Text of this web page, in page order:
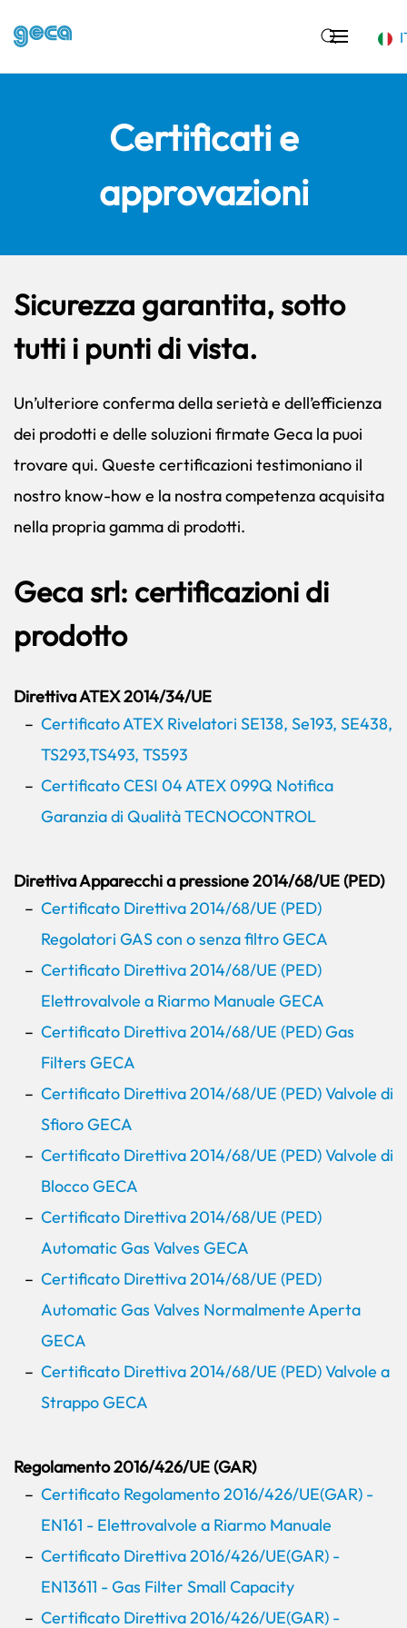
Certificati e
approvazioni
Sicurezza garantita, sotto
tutti i punti di vista.
Un’ulteriore conferma della serietà e dell’efficienza
dei prodotti e delle soluzioni firmate Geca la puoi
trovare qui. Queste certificazioni testimoniano il
nostro know-how e la nostra competenza acquisita
nella propria gamma di prodotti.
Geca srl: certificazioni di
prodotto
Direttiva ATEX 2014/34/UE
Certificato ATEX Rivelatori SE138, Se193, SE438,
TS293,TS493, TS593
Certificato CESI 04 ATEX 099Q Notifica
Garanzia di Qualità TECNOCONTROL
Direttiva Apparecchi a pressione 2014/68/UE (PED)
Certificato Direttiva 2014/68/UE (PED)
Regolatori GAS con o senza filtro GECA
Certificato Direttiva 2014/68/UE (PED)
Elettrovalvole a Riarmo Manuale GECA
Certificato Direttiva 2014/68/UE (PED) Gas
Filters GECA
Certificato Direttiva 2014/68/UE (PED) Valvole di
Sfioro GECA
Certificato Direttiva 2014/68/UE (PED) Valvole di
Blocco GECA
Certificato Direttiva 2014/68/UE (PED)
Automatic Gas Valves GECA
Certificato Direttiva 2014/68/UE (PED)
Automatic Gas Valves Normalmente Aperta
GECA
Certificato Direttiva 2014/68/UE (PED) Valvole a
Strappo GECA
Regolamento 2016/426/UE (GAR)
Certificato Regolamento 2016/426/UE(GAR) -
EN161 - Elettrovalvole a Riarmo Manuale
Certificato Direttiva 2016/426/UE(GAR) -
EN13611 - Gas Filter Small Capacity
Certificato Direttiva 2016/426/UE(GAR) -